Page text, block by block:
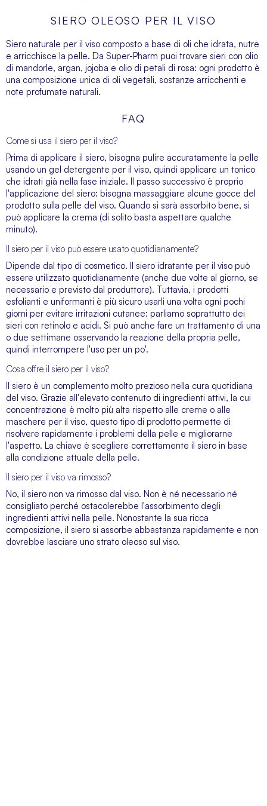
SIERO OLEOSO PER IL VISO
Siero naturale per il viso composto a base di oli che idrata, nutre
e arricchisce la pelle. Da Super-Pharm puoi trovare sieri con olio
di mandorle, argan, jojoba e olio di petali di rosa: ogni prodotto è
una composizione unica di oli vegetali, sostanze arricchenti e
note profumate naturali.
FAQ
Come si usa il siero per il viso?
Prima di applicare il siero, bisogna pulire accuratamente la pelle
usando un gel detergente per il viso, quindi applicare un tonico
che idrati già nella fase iniziale. Il passo successivo è proprio
l'applicazione del siero: bisogna massaggiare alcune gocce del
prodotto sulla pelle del viso. Quando si sarà assorbito bene, si
può applicare la crema (di solito basta aspettare qualche
minuto).
Il siero per il viso può essere usato quotidianamente?
Dipende dal tipo di cosmetico. Il siero idratante per il viso può
essere utilizzato quotidianamente (anche due volte al giorno, se
necessario e previsto dal produttore). Tuttavia, i prodotti
esfolianti e uniformanti è più sicuro usarli una volta ogni pochi
giorni per evitare irritazioni cutanee: parliamo soprattutto dei
sieri con retinolo e acidi. Si può anche fare un trattamento di una
o due settimane osservando la reazione della propria pelle,
quindi interrompere l'uso per un po'.
Cosa offre il siero per il viso?
Il siero è un complemento molto prezioso nella cura quotidiana
del viso. Grazie all'elevato contenuto di ingredienti attivi, la cui
concentrazione è molto più alta rispetto alle creme o alle
maschere per il viso, questo tipo di prodotto permette di
risolvere rapidamente i problemi della pelle e migliorarne
l'aspetto. La chiave è scegliere correttamente il siero in base
alla condizione attuale della pelle.
Il siero per il viso va rimosso?
No, il siero non va rimosso dal viso. Non è né necessario né
consigliato perché ostacolerebbe l'assorbimento degli
ingredienti attivi nella pelle. Nonostante la sua ricca
composizione, il siero si assorbe abbastanza rapidamente e non
dovrebbe lasciare uno strato oleoso sul viso.